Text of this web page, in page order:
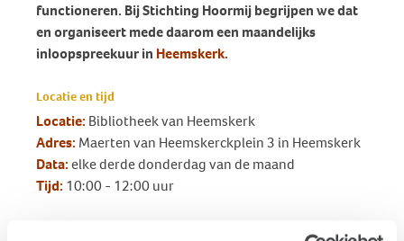
functioneren. Bij Stichting Hoormij begrijpen we dat
en organiseert mede daarom een maandelijks
inloopspreekuur in Heemskerk.
Locatie en tijd
Locatie: Bibliotheek van Heemskerk
Adres: Maerten van Heemskerckplein 3 in Heemskerk
Data:elke derde donderdag van de maand
Tijd: 10:00 - 12:00 uur